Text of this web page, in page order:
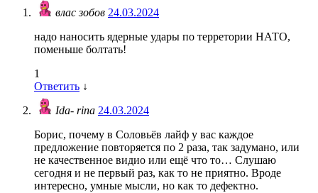
влас зобов 24.03.2024
надо наносить ядерные удары по терретории НАТО,
поменьше болтать!
1
Ответить ↓
Ida- rina 24.03.2024
Борис, почему в Соловьёв лайф у вас каждое
предложение повторяется по 2 раза, так задумано, или
не качественное видио или ещё что то… Слушаю
сегодня и не первый раз, как то не приятно. Вроде
интересно, умные мысли, но как то дефектно.